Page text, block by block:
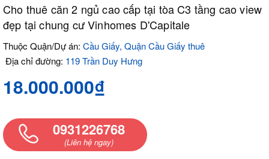
Cho thuê căn 2 ngủ cao cấp tại tòa C3 tầng cao view
đẹp tại chung cư Vinhomes D'Capitale
Thuộc Quận/Dự án: Cầu Giấy, Quận Cầu Giấy thuê
Địa chỉ đường: 119 Trần Duy Hưng
18.000.000₫
0931226768
(Liên hệ ngay)